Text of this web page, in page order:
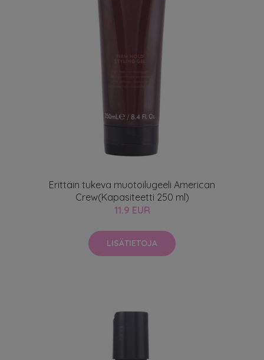
Erittäin tukeva muotoilugeeli American
Crew(Kapasiteetti 250 ml)
11.9 EUR
LISÄTIETOJA